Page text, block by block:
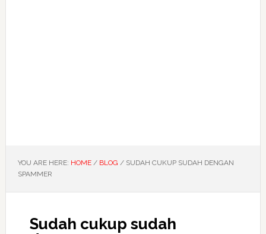
YOU ARE HERE: HOME / BLOG /SUDAH CUKUP SUDAH DENGAN
SPAMMER
Sudah cukup sudah